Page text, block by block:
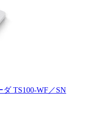
TS100-WF／SN